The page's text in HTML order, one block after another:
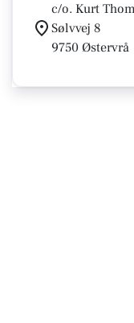
c/o. Kurt
Sølvvej 8
9750 Østervrå